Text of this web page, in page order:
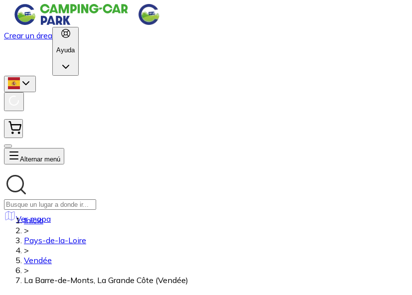
Crear un área
Ayuda
Alternar menú
Ver mapa
Inicio
>
Pays-de-la-Loire
>
Vendée
>
La Barre-de-Monts, La Grande Côte (Vendée)